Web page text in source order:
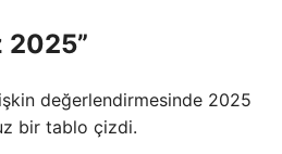
2025”
değerlendirmesinde 2025
bir tablo çizdi.